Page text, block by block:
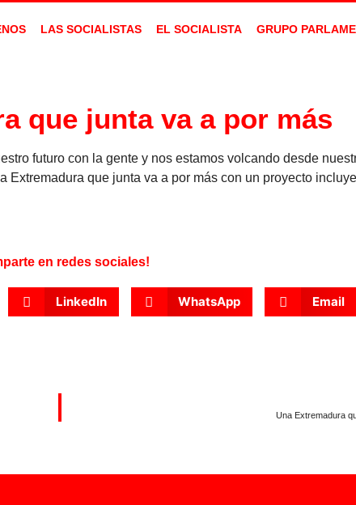
LAS SOCIALISTAS EL SOCIALISTA GRUPO
que junta va a por más
futuro con la gente y nos estamos volcando desde
Extremadura que junta va a por más con un proyecto
en redes sociales!
LinkedIn WhatsApp Email
Una Extremadura